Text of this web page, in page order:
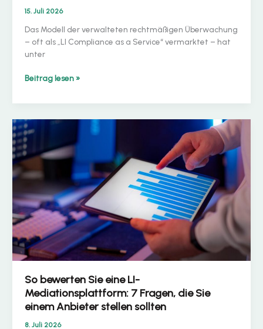
15. Juli 2026
Das Modell der verwalteten rechtmäßigen Überwachung
– oft als „LI Compliance as a Service“ vermarktet – hat
unter
LI-
als
Welche
SLAs
sollten
tatsächlich
einfordern?
Beitrag lesen »
So bewerten Sie eine LI-
Mediationsplattform: 7 Fragen, die Sie
einem Anbieter stellen sollten
8. Juli 2026